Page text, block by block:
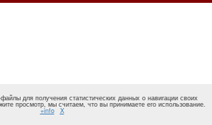
для получения статистических данных о навигации своих
просмотр, мы считаем, что вы принимаете его использование.
+info X